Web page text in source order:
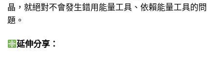
晶，就絕對不會發生錯用能量工具、依賴能量工具的問
題。
延伸分享：